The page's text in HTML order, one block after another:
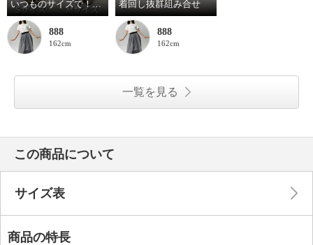
いつものサイズで！大き目もOK！
888
162cm
着回し抜群組み合せ
888
162cm
一覧を見る
この商品について
サイズ表
商品の特長